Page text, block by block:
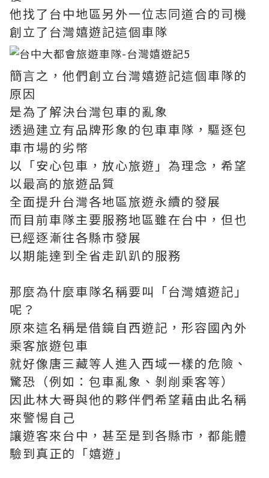
他找了台中地區另外一位志同道合的司機
創立了台灣嬉遊記這個車隊
簡言之，他們創立台灣嬉遊記這個車隊的
原因
是為了解決台灣包車的亂象
透過建立有品牌形象的包車車隊，驅逐包
車市場的劣幣
以「安心包車，放心旅遊」為理念，希望
以最高的旅遊品質
全面提升台灣各地區旅遊永續的發展
而目前車隊主要服務地區雖在台中，但也
已經逐漸往各縣市發展
以期能達到全省走趴趴的服務
那麼為什麼車隊名稱要叫「台灣嬉遊記」
呢？
原來這名稱是借鏡自西遊記，形容國內外
乘客旅遊包車
就好像唐三藏等人進入西域一樣的危險、
驚恐（例如：包車亂象、剝削乘客等）
因此林大哥與他的夥伴們希望藉由此名稱
來警惕自己
讓遊客來台中，甚至是到各縣市，都能體
驗到真正的「嬉遊」